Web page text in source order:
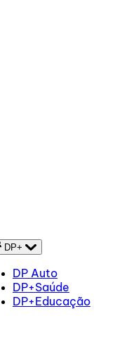
DP+
DP Auto
DP+Saúde
DP+Educação